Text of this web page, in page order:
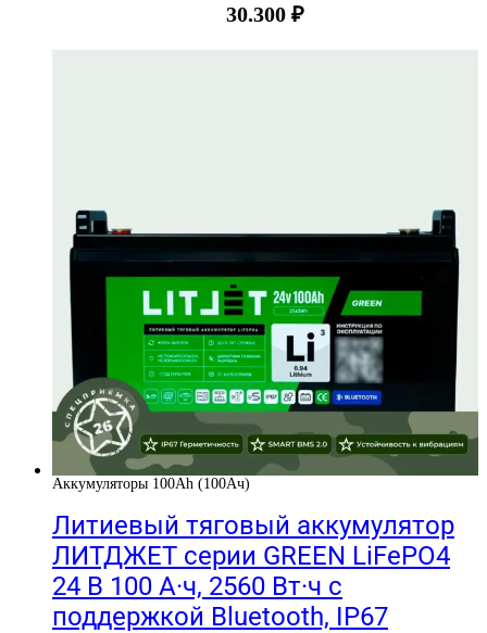
30.300 ₽
Аккумуляторы 100Ah (100Ач)
Литиевый тяговый аккумулятор
ЛИТДЖЕТ серии GREEN LiFePO4
24 В 100 А·ч, 2560 Вт·ч с
поддержкой Bluetooth, IP67